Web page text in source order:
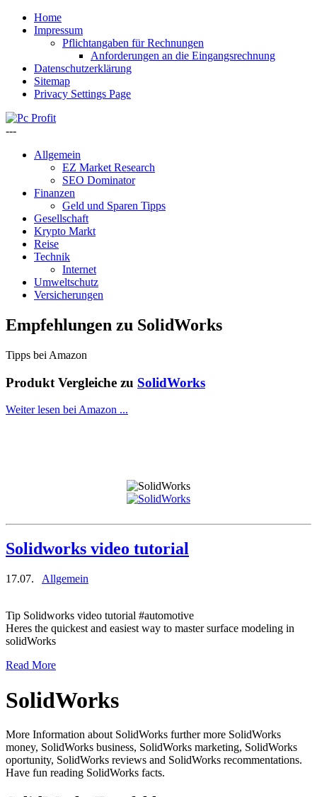
Home
Impressum
Pflichtangaben für Rechnungen
Anforderungen an die Eingangsrechnung
Datenschutzerklärung
Sitemap
Privacy Settings Page
---
Allgemein
EZ Market Research
SEO Dominator
Finanzen
Geld und Sparen Tipps
Gesellschaft
Krypto Markt
Reise
Technik
Internet
Umweltschutz
Versicherungen
Empfehlungen zu SolidWorks
Tipps bei Amazon
Produkt Vergleiche zu SolidWorks
Weiter lesen bei Amazon ...
Solidworks video tutorial
17.07. Allgemein
Tip Solidworks video tutorial #automotive
Heres the quickest and easiest way to master surface modeling in
solidWorks
Read More
SolidWorks
More Information about SolidWorks further more SolidWorks
money, SolidWorks business, SolidWorks marketing, SolidWorks
oportunity, SolidWorks reviews and SolidWorks recommentations.
Have fun reading SolidWorks facts.